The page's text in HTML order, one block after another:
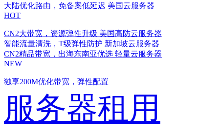
大陆优化路由，免备案低延迟 美国云服务器
HOT
CN2大带宽，资源弹性升级 美国高防云服务器
智能流量清洗，T级弹性防护 新加坡云服务器
CN2精品带宽，出海东南亚优选 轻量云服务器
NEW
独享200M优化带宽，弹性配置
服务器租用